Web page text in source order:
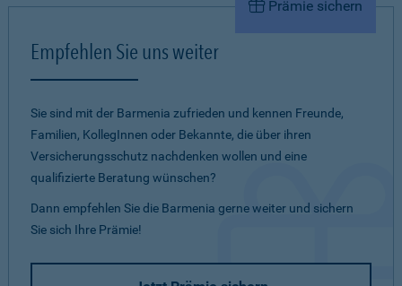
Prämie sichern
Empfehlen Sie uns weiter
Sie sind mit der Barmenia zufrieden und kennen Freunde,
Familien, KollegInnen oder Bekannte, die über ihren
Versicherungsschutz nachdenken wollen und eine
qualifizierte Beratung wünschen?
Dann empfehlen Sie die Barmenia gerne weiter und sichern
Sie sich Ihre Prämie!